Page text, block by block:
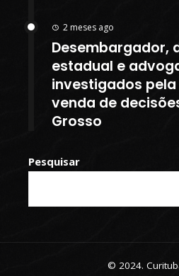
2 meses ago
Desembargador,
estadual e
investigados pela
venda de
Grosso
Pesquisar
© 2024.